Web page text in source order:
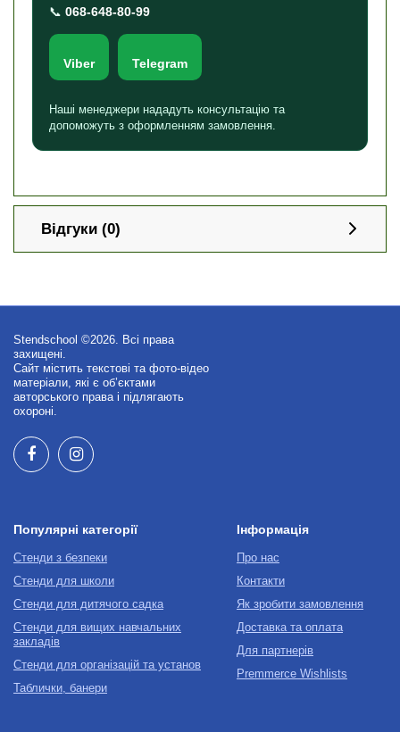
📞 068-648-80-99
Viber Telegram
Наші менеджери нададуть консультацію та
допоможуть з оформленням замовлення.
Відгуки (0)
Stendschool ©2026. Всі права
захищені.
Сайт містить текстові та фото-відео
матеріали, які є об’єктами
авторського права і підлягають
охороні.
Популярні категорії
Стенди з безпеки
Стенди для школи
Стенди для дитячого садка
Стенди для вищих навчальних
закладів
Стенди для організацій та установ
Таблички, банери
Інформація
Про нас
Контакти
Як зробити замовлення
Доставка та оплата
Для партнерів
Premmerce Wishlists